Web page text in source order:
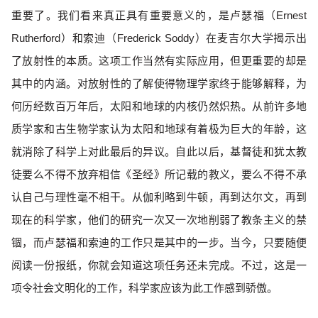
重要了。我们看来真正具有重要意义的，是卢瑟福（Ernest
Rutherford）和索迪（Frederick Soddy）在麦吉尔大学揭示出
了放射性的本质。这项工作当然有实际应用，但更重要的却是
其中的内涵。对放射性的了解使得物理学家终于能够解释，为
何历经数百万年后，太阳和地球的内核仍然炽热。从前许多地
质学家和古生物学家认为太阳和地球有着极为巨大的年龄，这
就消除了科学上对此最后的异议。自此以后，基督徒和犹太教
徒要么不得不放弃相信《圣经》所记载的教义，要么不得不承
认自己与理性毫不相干。从伽利略到牛顿，再到达尔文，再到
现在的科学家，他们的研究一次又一次地削弱了教条主义的禁
锢，而卢瑟福和索迪的工作只是其中的一步。当今，只要随便
阅读一份报纸，你就会知道这项任务还未完成。不过，这是一
项令社会文明化的工作，科学家应该为此工作感到骄傲。